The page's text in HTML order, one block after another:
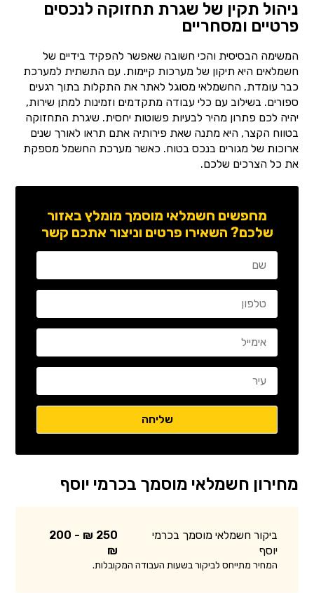
ניהול תקין של שגרת תחזוקה לנכסים
פרטיים ומסחריים
המשימה הבסיסית והכי חשובה שאפשר להפקיד בידיים של
חשמלאים היא תיקון של מערכות קיימות. עם התשתית למערכת
כבר עומדת, החשמלאי מסוגל לאתר את התקלות בתוך רגעים
ספורים. בשילוב עם כלי עבודה מתקדמים וזמינות למתן שירות,
יהיה לכם פתרון מהיר לבעיות פשוטות יחסית. שיגרת התחזוקה
בטווח הקצר, היא מתנה שאת פירותיה אתם תראו לאורך שנים
ארוכות של מגורים בנכס בטוח. כאשר מערכת החשמל מספקת
את כל הצרכים שלכם.
מחפשים חשמלאי מוסמך מומלץ באזור
שלכם? השאירו פרטים וניצור אתכם קשר
מחירון חשמלאי מוסמך בכרמי יוסף
ביקור חשמלאי מוסמך בכרמי
יוסף
250 ₪ - 200
₪
המחיר מתייחס לביקור בשעות העבודה המקובלות.